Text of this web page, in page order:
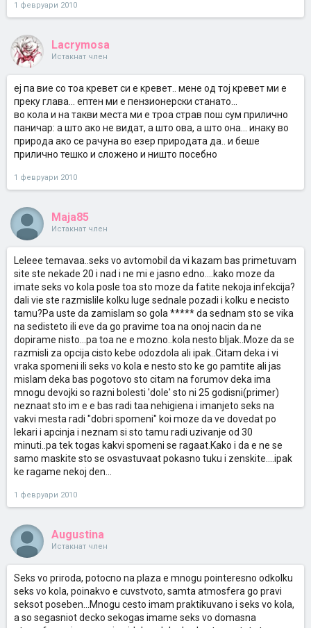
1 февруари 2010
Lacrymosa
Истакнат член
еј па вие со тоа кревет си е кревет.. мене од тој кревет ми е
преку глава... ептен ми е пензионерски станато...
во кола и на такви места ми е троа страв пош сум прилично
паничар: а што ако не видат, а што ова, а што она... инаку во
природа ако се рачуна во езер природата да.. и беше
прилично тешко и сложено и ништо посебно
1 февруари 2010
Maja85
Истакнат член
Leleee temavaa..seks vo avtomobil da vi kazam bas primetuvam
site ste nekade 20 i nad i ne mi e jasno edno....kako moze da
imate seks vo kola posle toa sto moze da fatite nekoja infekcija?
dali vie ste razmislile kolku luge sednale pozadi i kolku e necisto
tamu?Pa uste da zamislam so gola ***** da sednam sto se vika
na sedisteto ili eve da go pravime toa na onoj nacin da ne
dopirame nisto...pa toa ne e mozno..kola nesto bljak..Moze da se
razmisli za opcija cisto kebe odozdola ali ipak..Citam deka i vi
vraka spomeni ili seks vo kola e nesto sto ke go pamtite ali jas
mislam deka bas pogotovo sto citam na forumov deka ima
mnogu devojki so razni bolesti 'dole' sto ni 25 godisni(primer)
neznaat sto im e e bas radi taa nehigiena i imanjeto seks na
vakvi mesta radi "dobri spomeni" koi moze da ve dovedat po
lekari i apcinja i neznam si sto tamu radi uzivanje od 30
minuti..pa tek togas kakvi spomeni se ragaat.Kako i da e ne se
samo maskite sto se osvastuvaat pokasno tuku i zenskite....ipak
ke ragame nekoj den...
1 февруари 2010
Augustina
Истакнат член
Seks vo priroda, potocno na plaza e mnogu pointeresno odkolku
seks vo kola, poinakvo e cuvstvoto, samta atmosfera go pravi
seksot poseben...Mnogu cesto imam praktikuvano i seks vo kola,
a so segasniot decko sekogas imame seks vo domasna